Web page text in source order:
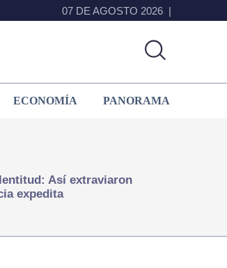
07 DE AGOSTO 2026
ECONOMÍA PANORAMA
Así extraviaron
expedita